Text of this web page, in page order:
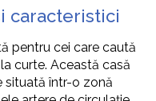
caracteristici
pentru cei care caută
curte. Această casă
situată într-o zonă